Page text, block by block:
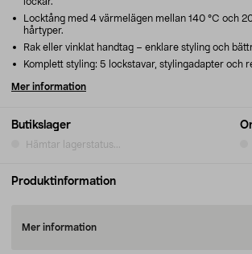
Butikslager
Hämtar lagerstatus...
Locktång med 4 värmelägen mellan 140 °C och
hårtyper.
Rak eller vinklat handtag – enklare styling och
Komplett styling: 5 lockstavar, stylingadapter och
Mer information
Produktinformation
Mer information